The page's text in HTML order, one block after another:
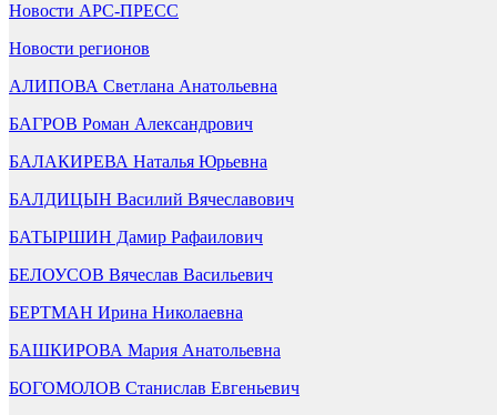
Новости АРС-ПРЕСС
Новости регионов
АЛИПОВА Светлана Анатольевна
БАГРОВ Роман Александрович
БАЛАКИРЕВА Наталья Юрьевна
БАЛДИЦЫН Василий Вячеславович
БАТЫРШИН Дамир Рафаилович
БЕЛОУСОВ Вячеслав Васильевич
БЕРТМАН Ирина Николаевна
БАШКИРОВА Мария Анатольевна
БОГОМОЛОВ Станислав Евгеньевич